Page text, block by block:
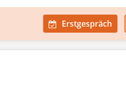
Erstgespräch